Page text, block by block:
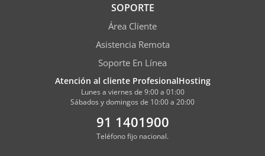
SOPORTE
Área Cliente
Asistencia Remota
Soporte En Línea
Atención al cliente ProfesionalHosting
Lunes a viernes de 9:00 a 01:00
Sábados y domingos de 10:00 a 20:00
91 1401900
Teléfono fijo nacional.